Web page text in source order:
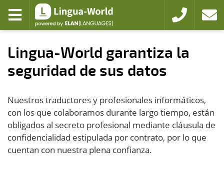
Zum Hauptmenü
Zum Inhalt
Lingua-World garantiza la
seguridad de sus datos
Nuestros traductores y profesionales informáticos,
con los que colaboramos durante largo tiempo, están
obligados al secreto profesional mediante cláusula de
confidencialidad estipulada por contrato, por lo que
cuentan con nuestra plena confianza.